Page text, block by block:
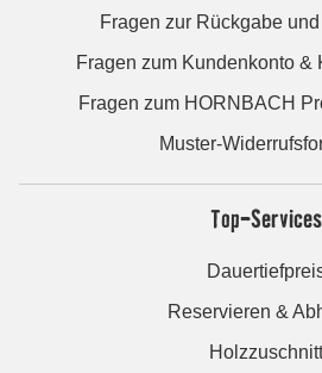
Fragen zur Rückgabe
Fragen zum Kundenkonto &
Fragen zum HORNBACH
Muster-
Top-Services
Reservieren &
Holzzuschnitt